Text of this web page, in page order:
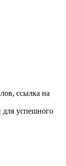
ссылка на
успешного